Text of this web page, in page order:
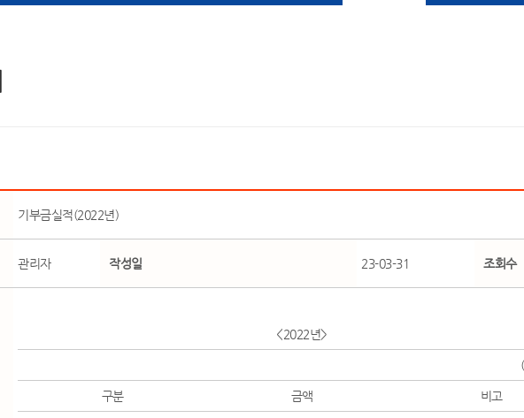
기부금실적(2022년)
관리자 작성일 23-03-31 조회수
<2022년>
구분 금액 비고